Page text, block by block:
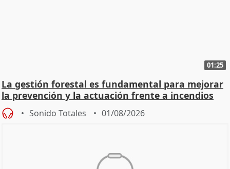
01:25
La gestión forestal es fundamental para mejorar
la prevención y la actuación frente a incendios
Sonido Totales 01/08/2026